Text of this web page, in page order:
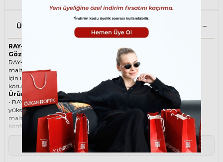
Ürün Açıklaması
RAY-BAN 0707S 954/33 53 Kahverengi Unisex Güneş
Gözlüğü
RAY-BAN ikonik Köşeli Asetat güneş gözlüğü, tarzı ve kaliteli
malzemesi ile göz alıcı bir aksesuar. Hem erkekler hem de kadınlar
için uygun olan bu güneş gözlüğü, güneşin zararlı ışınlarından
korunmanızı sağlarken, stilinizi de yansıtır.
Ürün Faydaları
• RAY-BAN 0707S 954/33 53 Kahverengi Unisex güneş gözlüğü,
yüksek kaliteli Asetat çerçeveye ve Mineral lense sahiptir. Bu
malzemeler, güneş gözlüğünüzün uzun ömürlü, dayanıklı ve
konforlu olmasını sağlar.
• RAY-BAN 0707S 954/33 53 Unisex Kahverengi güneş gözlüğü,
%100 UV koruması sunar. Bu sayede, gözlerinizi güneşin zararlı
ışınlarından korur ve göz sağlığınızı korur. Yeşil cam rengi, ışığı
dengeli bir şekilde filtreler ve her ortamda rahat bir görüş sağlar.
▼ Devamını Oku